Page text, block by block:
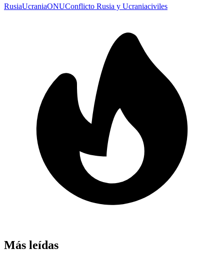
RusiaUcraniaONUConflicto Rusia y Ucraniaciviles
Más leídas